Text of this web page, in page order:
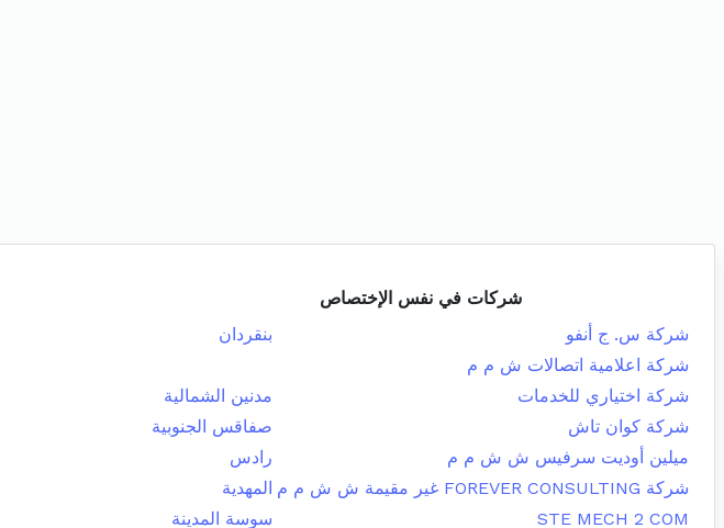
شركات في نفس الإختصاص
شركة س. ج أنفو
بنقردان
شركة اعلامية اتصالات ش م م
شركة اختياري للخدمات
مدنين الشمالية
شركة كوان تاش
صفاقس الجنوبية
ميلين أوديت سرفيس ش ش م م
رادس
شركة FOREVER CONSULTING غير مقيمة ش ش م م
المهدية
STE MECH 2 COM
سوسة المدينة